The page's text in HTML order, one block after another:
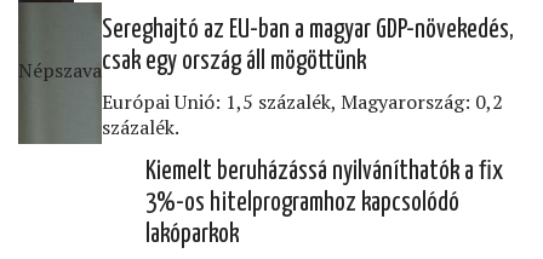
Népszava
Sereghajtó az EU-ban a magyar GDP-növekedés,
csak egy ország áll mögöttünk
Európai Unió: 1,5 százalék, Magyarország: 0,2
százalék.
Kiemelt beruházássá nyilváníthatók a ﬁx
3%-os hitelprogramhoz kapcsolódó
lakóparkok